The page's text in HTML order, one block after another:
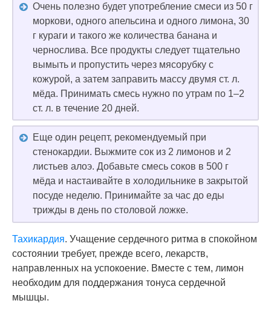
Очень полезно будет употребление смеси из 50 г
моркови, одного апельсина и одного лимона, 30
г кураги и такого же количества банана и
чернослива. Все продукты следует тщательно
вымыть и пропустить через мясорубку с
кожурой, а затем заправить массу двумя ст. л.
мёда. Принимать смесь нужно по утрам по 1–2
ст. л. в течение 20 дней.
Еще один рецепт, рекомендуемый при
стенокардии. Выжмите сок из 2 лимонов и 2
листьев алоэ. Добавьте смесь соков в 500 г
мёда и настаивайте в холодильнике в закрытой
посуде неделю. Принимайте за час до еды
трижды в день по столовой ложке.
Тахикардия. Учащение сердечного ритма в спокойном
состоянии требует, прежде всего, лекарств,
направленных на успокоение. Вместе с тем, лимон
необходим для поддержания тонуса сердечной
мышцы.